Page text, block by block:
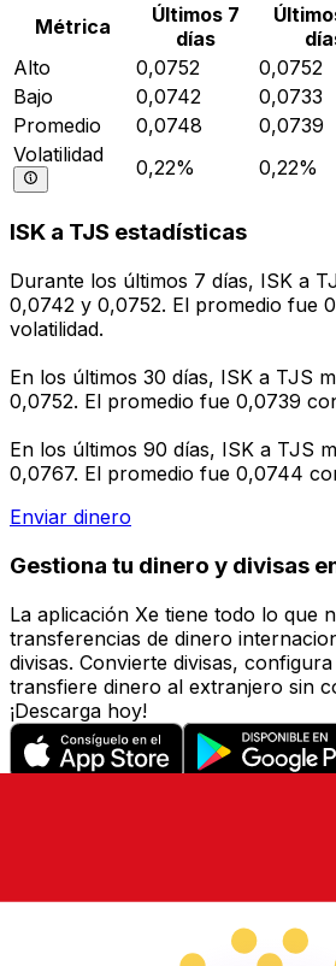
Métrica
Últimos 7
días
Alto
0,0752 0,0752
Bajo
0,0742 0,0733
Promedio
0,0748 0,0739
Volatilidad
0,22% 0,22%
ISK a TJS estadísticas
Durante los últimos 7 días, ISK a
0,0742 y 0,0752. El promedio fue
volatilidad.
En los últimos 30 días, ISK a TJS
0,0752. El promedio fue 0,0739
En los últimos 90 días, ISK a TJS
0,0767. El promedio fue 0,0744
Enviar dinero
Gestiona tu dinero y divisas
La aplicación Xe tiene todo lo que
transferencias de dinero
divisas. Convierte divisas,
transfiere dinero al extranjero sin
¡Descarga hoy!